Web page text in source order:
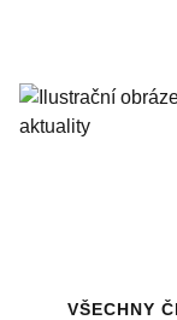
VŠECHNY